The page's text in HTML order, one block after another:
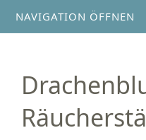
NAVIGATION ÖFFNEN